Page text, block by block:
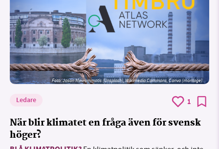
Foto: Jason Mavrommatis (Unsplash), Wikimedia Commons, Canva (montage)
Ledare 1
När blir klimatet en fråga även för svensk
höger?